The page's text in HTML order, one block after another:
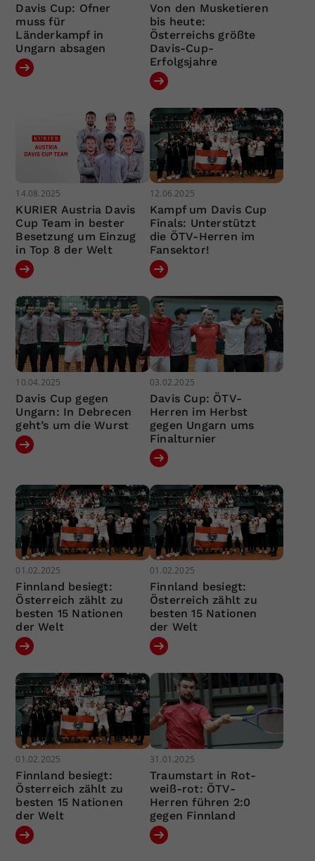
Davis Cup: Ofner
muss für
Länderkampf in
Ungarn absagen
Von den Musketieren
bis heute:
Österreichs größte
Davis-Cup-
Erfolgsjahre
14.08.2025
KURIER Austria Davis
Cup Team in bester
Besetzung um Einzug
in Top 8 der Welt
12.06.2025
Kampf um Davis Cup
Finals: Unterstützt
die ÖTV-Herren im
Fansektor!
10.04.2025
Davis Cup gegen
Ungarn: In Debrecen
geht’s um die Wurst
03.02.2025
Davis Cup: ÖTV-
Herren im Herbst
gegen Ungarn ums
Finalturnier
01.02.2025
Finnland besiegt:
Österreich zählt zu
besten 15 Nationen
der Welt
01.02.2025
Finnland besiegt:
Österreich zählt zu
besten 15 Nationen
der Welt
01.02.2025
Finnland besiegt:
Österreich zählt zu
besten 15 Nationen
der Welt
31.01.2025
Traumstart in Rot-
weiß-rot: ÖTV-
Herren führen 2:0
gegen Finnland